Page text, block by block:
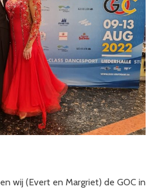
augustus
2022.
wij (Evert en Margriet) de GOC in